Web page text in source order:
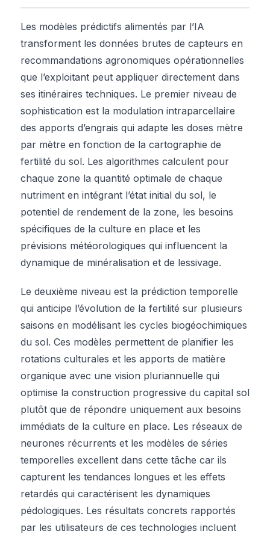
Les modèles prédictifs alimentés par l’IA
transforment les données brutes de capteurs en
recommandations agronomiques opérationnelles
que l’exploitant peut appliquer directement dans
ses itinéraires techniques. Le premier niveau de
sophistication est la modulation intraparcellaire
des apports d’engrais qui adapte les doses mètre
par mètre en fonction de la cartographie de
fertilité du sol. Les algorithmes calculent pour
chaque zone la quantité optimale de chaque
nutriment en intégrant l’état initial du sol, le
potentiel de rendement de la zone, les besoins
spécifiques de la culture en place et les
prévisions météorologiques qui influencent la
dynamique de minéralisation et de lessivage.
Le deuxième niveau est la prédiction temporelle
qui anticipe l’évolution de la fertilité sur plusieurs
saisons en modélisant les cycles biogéochimiques
du sol. Ces modèles permettent de planifier les
rotations culturales et les apports de matière
organique avec une vision pluriannuelle qui
optimise la construction progressive du capital sol
plutôt que de répondre uniquement aux besoins
immédiats de la culture en place. Les réseaux de
neurones récurrents et les modèles de séries
temporelles excellent dans cette tâche car ils
capturent les tendances longues et les effets
retardés qui caractérisent les dynamiques
pédologiques. Les résultats concrets rapportés
par les utilisateurs de ces technologies incluent